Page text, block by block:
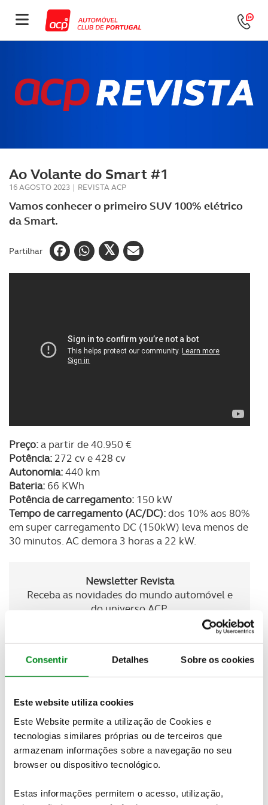
Consentir Detalhes Sobre os cookies
Este website utiliza cookies
Este Website permite a utilização de Cookies e
tecnologias similares próprias ou de terceiros que
armazenam informações sobre a navegação no seu
browser ou dispositivo tecnológico.
Estas informações permitem o acesso, utilização,
Ao Volante do Smart #1
16 AGOSTO 2023 | REVISTA ACP
Vamos conhecer o primeiro SUV 100% elétrico
da Smart.
Partilhar
Preço:a partir de 40.950 €
Potência: 272 cv e 428 cv
Autonomia:440 km
Bateria: 66 KWh
Potência de carregamento: 150 kW
Tempo de carregamento (AC/DC):dos 10% aos 80%
em super carregamento DC (150kW) leva menos de
30 minutos. AC demora 3 horas a 22 kW.
Newsletter Revista
Receba as novidades do mundo automóvel e
do universo ACP.
SUBSCREVER
lançou o seu maior modelo até agora: o Smart #1.
funky, bem como um interior de alta tecnologia e
uma gama elétrica impressionante.